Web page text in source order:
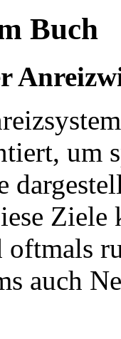
Buch
um
Ziele
auch